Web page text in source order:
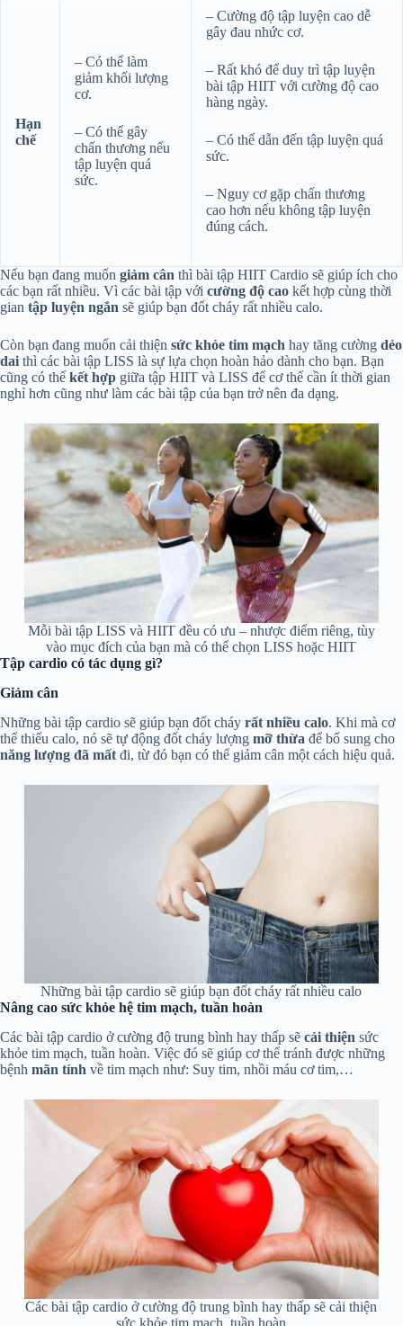
Hạn
chế
– Có thể làm
giảm khối lượng
cơ.
– Có thể gây
chấn thương nếu
tập luyện quá
sức.
– Cường độ tập luyện cao dễ
gây đau nhức cơ.
– Rất khó để duy trì tập luyện
bài tập HIIT với cường độ cao
hàng ngày.
– Có thể dẫn đến tập luyện quá
sức.
– Nguy cơ gặp chấn thương
cao hơn nếu không tập luyện
đúng cách.
Nếu bạn đang muốn giảm cân thì bài tập HIIT Cardio sẽ giúp ích cho
các bạn rất nhiều. Vì các bài tập với cường độ cao kết hợp cùng thời
gian tập luyện ngắn sẽ giúp bạn đốt cháy rất nhiều calo.
Còn bạn đang muốn cải thiện sức khỏe tim mạch hay tăng cường dẻo
dai thì các bài tập LISS là sự lựa chọn hoàn hảo dành cho bạn. Bạn
cũng có thể kết hợp giữa tập HIIT và LISS để cơ thể cần ít thời gian
nghỉ hơn cũng như làm các bài tập của bạn trở nên đa dạng.
Mỗi bài tập LISS và HIIT đều có ưu – nhược điểm riêng, tùy
vào mục đích của bạn mà có thể chọn LISS hoặc HIIT
Tập cardio có tác dụng gì?
Giảm cân
Những bài tập cardio sẽ giúp bạn đốt cháy rất nhiều calo. Khi mà cơ
thể thiếu calo, nó sẽ tự động đốt cháy lượng mỡ thừa để bổ sung cho
năng lượng đã mất đi, từ đó bạn có thể giảm cân một cách hiệu quả.
Những bài tập cardio sẽ giúp bạn đốt cháy rất nhiều calo
Nâng cao sức khỏe hệ tim mạch, tuần hoàn
Các bài tập cardio ở cường độ trung bình hay thấp sẽ cải thiện sức
khỏe tim mạch, tuần hoàn. Việc đó sẽ giúp cơ thể tránh được những
bệnh mãn tính về tim mạch như: Suy tim, nhồi máu cơ tim,…
Các bài tập cardio ở cường độ trung bình hay thấp sẽ cải thiện
sức khỏe tim mạch, tuần hoàn